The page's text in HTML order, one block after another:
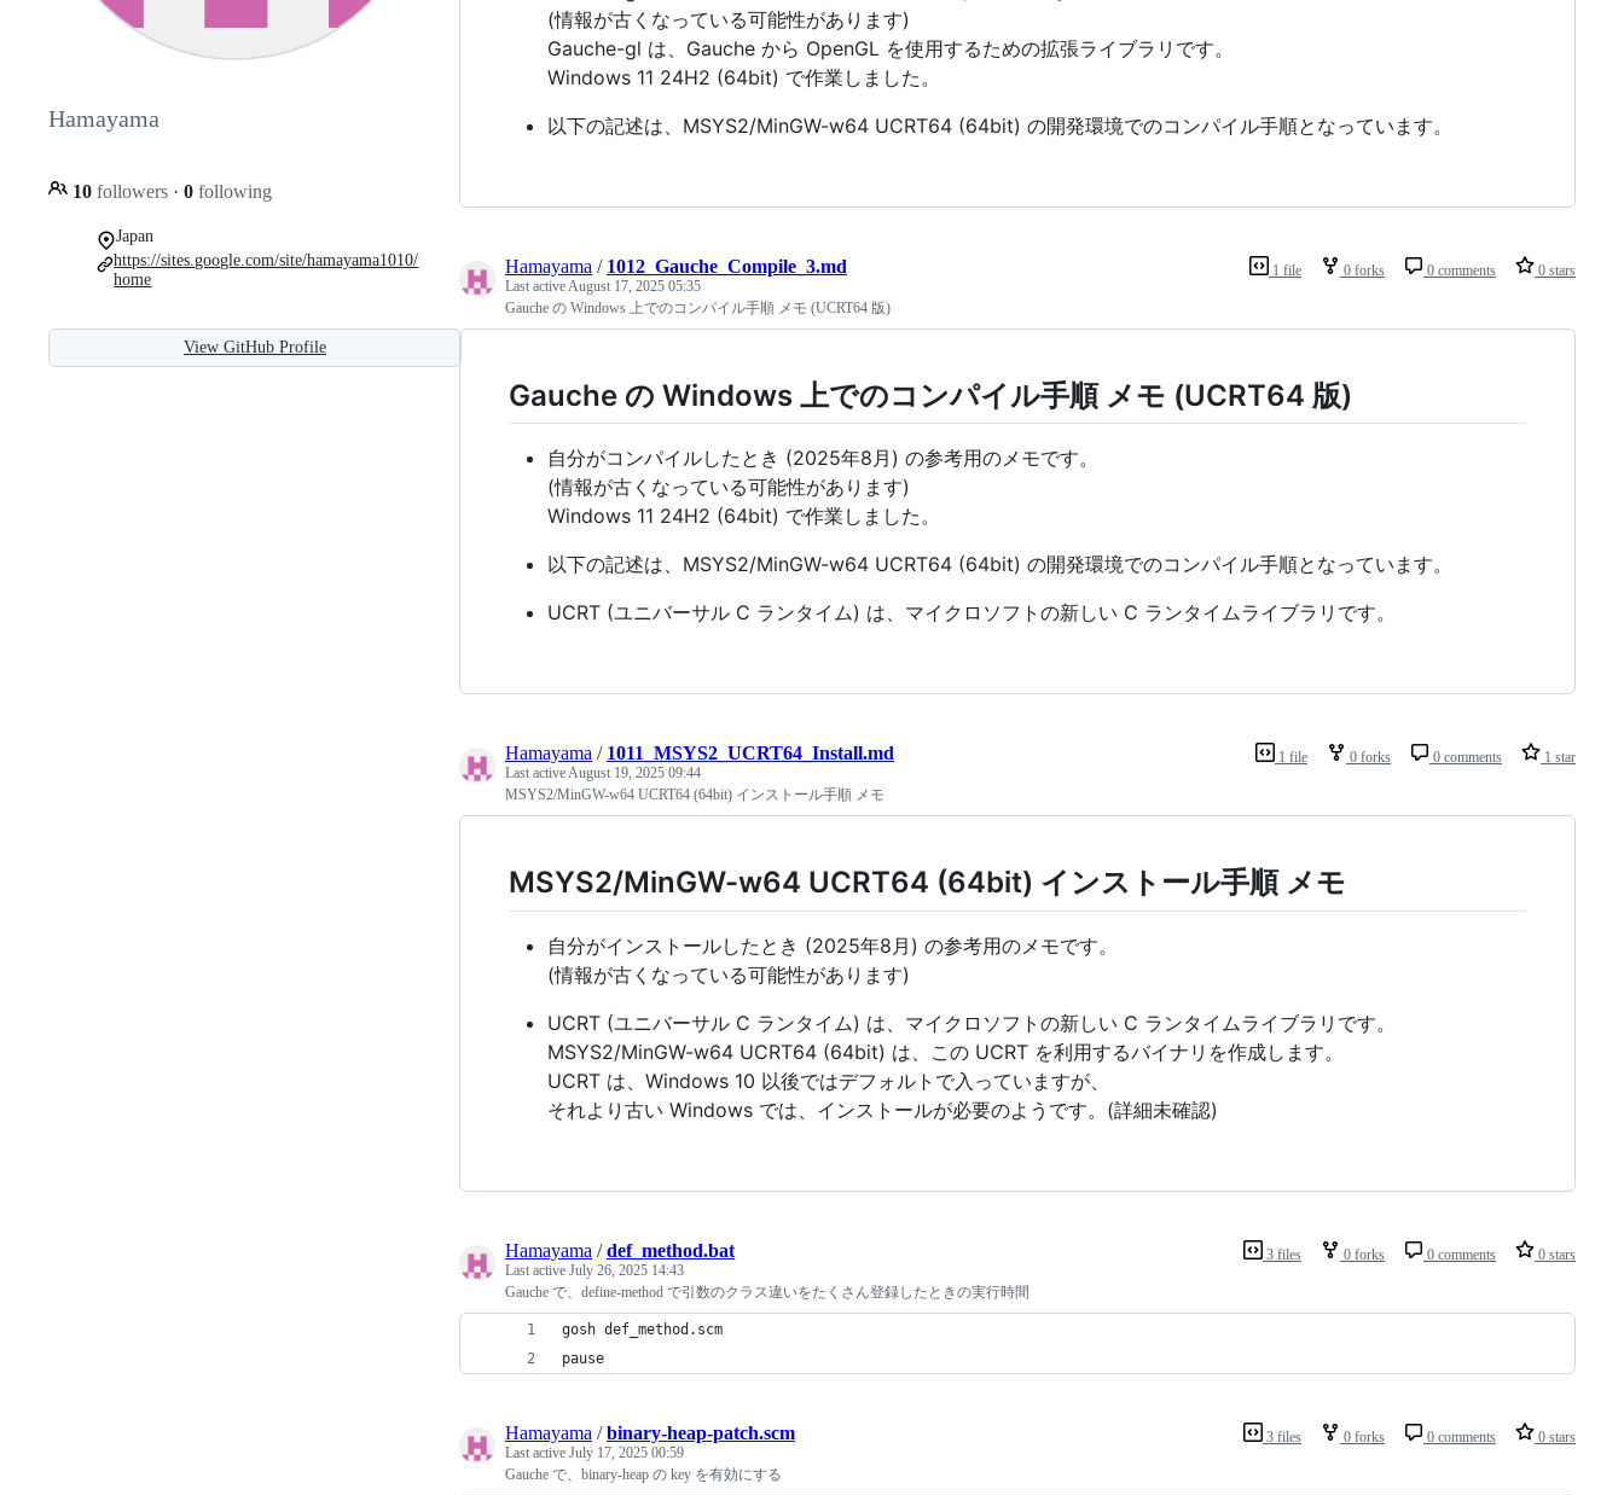
Hamayama
10 followers · 0 following
Japan
https://sites.google.com/site/hamayama1010/
home
View GitHub Profile
(情報が古くなっている可能性があります)
Gauche-gl は、Gauche から OpenGL を使用するための拡張ライブラリです。
Windows 11 24H2 (64bit) で作業しました。
以下の記述は、MSYS2/MinGW-w64 UCRT64 (64bit) の開発環境でのコンパイル手順となっています。
1 file 0 forks 0 comments 0 stars
Hamayama / 1012_Gauche_Compile_3.md
Last activeAugust 17, 2025 05:35
Gauche の Windows 上でのコンパイル手順 メモ (UCRT64 版)
Gauche の Windows 上でのコンパイル手順 メモ (UCRT64 版)
自分がコンパイルしたとき (2025年8月) の参考用のメモです。
(情報が古くなっている可能性があります)
Windows 11 24H2 (64bit) で作業しました。
以下の記述は、MSYS2/MinGW-w64 UCRT64 (64bit) の開発環境でのコンパイル手順となっています。
UCRT (ユニバーサル C ランタイム) は、マイクロソフトの新しい C ランタイムライブラリです。
1 file 0 forks 0 comments 1 star
Hamayama / 1011_MSYS2_UCRT64_Install.md
Last activeAugust 19, 2025 09:44
MSYS2/MinGW-w64 UCRT64 (64bit) インストール手順 メモ
MSYS2/MinGW-w64 UCRT64 (64bit) インストール手順 メモ
自分がインストールしたとき (2025年8月) の参考用のメモです。
(情報が古くなっている可能性があります)
UCRT (ユニバーサル C ランタイム) は、マイクロソフトの新しい C ランタイムライブラリです。
MSYS2/MinGW-w64 UCRT64 (64bit) は、この UCRT を利用するバイナリを作成します。
UCRT は、Windows 10 以後ではデフォルトで入っていますが、
それより古い Windows では、インストールが必要のようです。(詳細未確認)
3 files 0 forks 0 comments 0 stars
Hamayama /def_method.bat
Last active July 26, 2025 14:43
Gauche で、define-method で引数のクラス違いをたくさん登録したときの実行時間
gosh def_method.scm
pause
3 files 0 forks 0 comments 0 stars
Hamayama /binary-heap-patch.scm
Last active July 17, 2025 00:59
Gauche で、binary-heap の key を有効にする